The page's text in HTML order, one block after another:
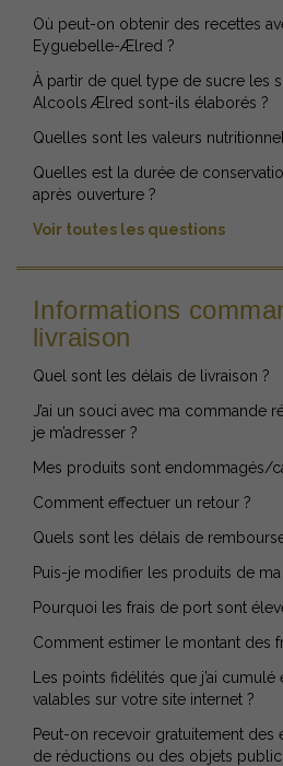
Où peut-on obtenir des recettes
Eyguebelle-Ælred ?
À partir de quel type de sucre les
Alcools Ælred sont-ils élaborés ?
Quelles sont les valeurs
Quelles est la durée de
après ouverture ?
Voir toutes les questions
Informations
livraison
Quel sont les délais de livraison ?
J’ai un souci avec ma commande
je m’adresser ?
Mes produits sont endommagés/
Comment effectuer un retour ?
Quels sont les délais de
Puis-je modifier les produits de
Pourquoi les frais de port sont
Comment estimer le montant des
Les points fidélités que j’ai
valables sur votre site internet ?
Peut-on recevoir gratuitement des
de réductions ou des objets